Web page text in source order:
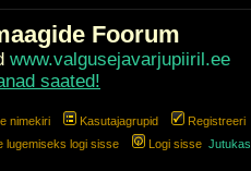
Foorum
www.valgusejavarjupiiril.ee
saated!
nimekiri Kasutajagrupid
Registreeri
lugemiseks logi sisse Logi sisse Jutukas